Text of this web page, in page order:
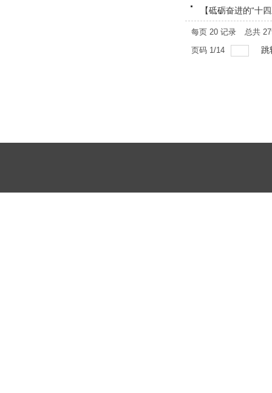
【砥砺奋进的“十
每页 20记录 总共
页码 1/14